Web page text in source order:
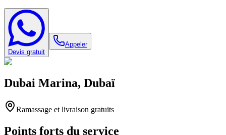
Devis gratuit
Appeler
Dubai Marina, Dubaï
Ramassage et livraison gratuits
Points forts du service